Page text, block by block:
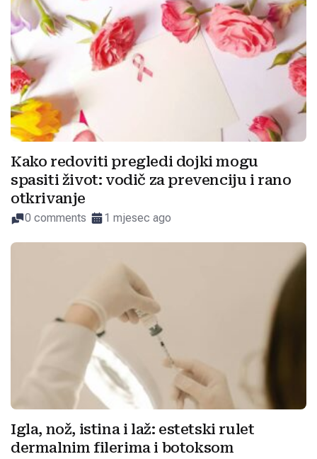
Kako redoviti pregledi dojki mogu
spasiti život: vodič za prevenciju i rano
otkrivanje
0 comments 1 mjesec ago
Igla, nož, istina i laž: estetski rulet
dermalnim filerima i botoksom